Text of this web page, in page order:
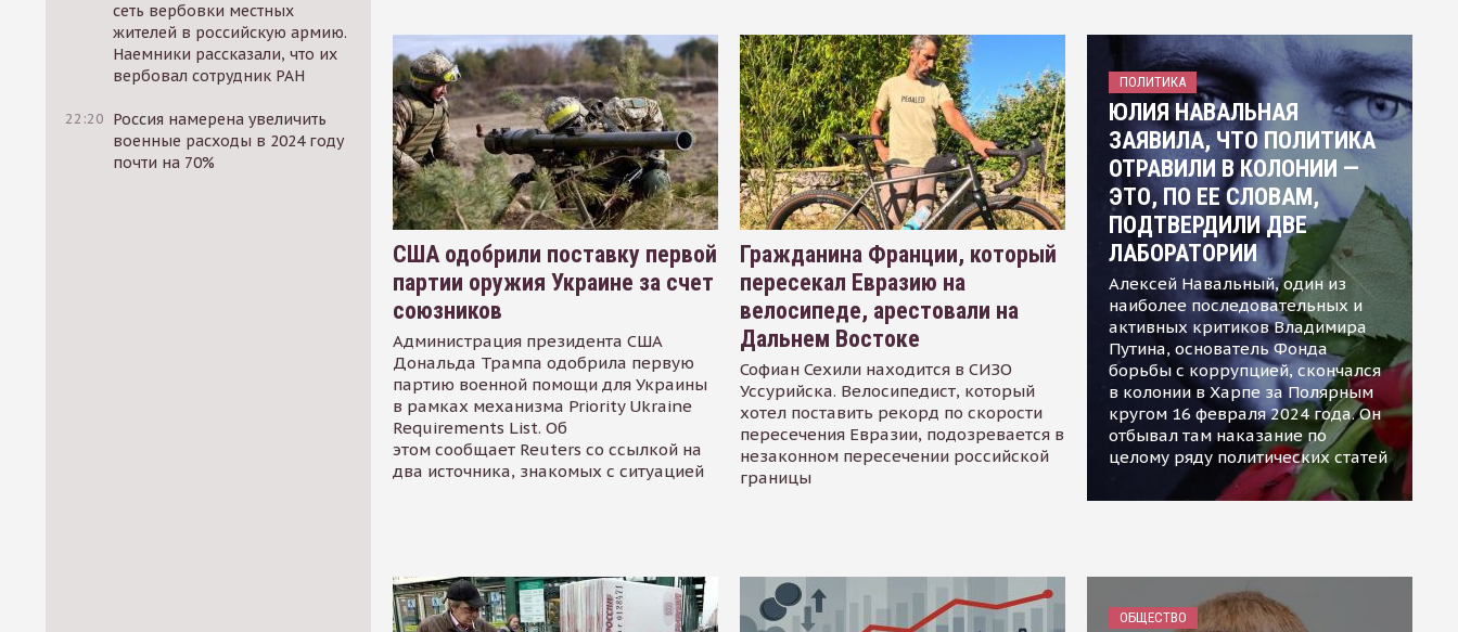
сеть вербовки местных
жителей в российскую армию.
Наемники рассказали, что их
вербовал сотрудник РАН
22:20 Россия намерена увеличить
военные расходы в 2024 году
почти на 70%
США одобрили поставку первой
партии оружия Украине за счет
союзников
Администрация президента США
Дональда Трампа одобрила первую
партию военной помощи для Украины
в рамках механизма Priority Ukraine
Requirements List. Об
этом сообщает Reuters со ссылкой на
два источника, знакомых с ситуацией
Гражданина Франции, который
пересекал Евразию на
велосипеде, арестовали на
Дальнем Востоке
Софиан Сехили находится в СИЗО
Уссурийска. Велосипедист, который
хотел поставить рекорд по скорости
пересечения Евразии, подозревается в
незаконном пересечении российской
границы
ПОЛИТИКА
ЮЛИЯ НАВАЛЬНАЯ
ЗАЯВИЛА, ЧТО ПОЛИТИКА
ОТРАВИЛИ В КОЛОНИИ —
ЭТО, ПО ЕЕ СЛОВАМ,
ПОДТВЕРДИЛИ ДВЕ
ЛАБОРАТОРИИ
Алексей Навальный, один из
наиболее последовательных и
активных критиков Владимира
Путина, основатель Фонда
борьбы с коррупцией, скончался
в колонии в Харпе за Полярным
кругом 16 февраля 2024 года. Он
отбывал там наказание по
целому ряду политических статей
ОБЩЕСТВО